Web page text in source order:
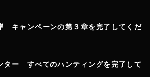
キャンペーンの第３章を完了してくだ
ー すべてのハンティングを完了して